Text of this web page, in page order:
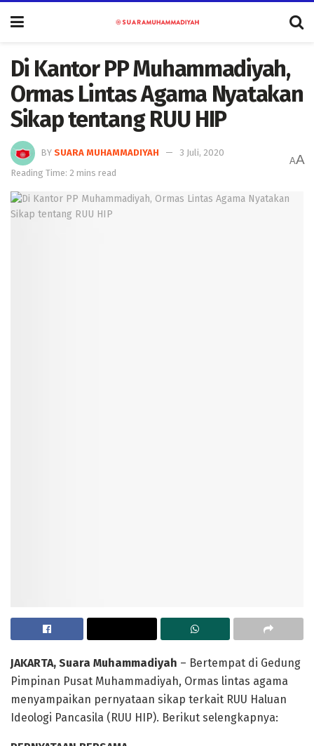
Di Kantor PP Muhammadiyah,
Ormas Lintas Agama Nyatakan
Sikap tentang RUU HIP
BY SUARA MUHAMMADIYAH
3 Juli, 2020
Reading Time: 2 mins read
AA
JAKARTA, Suara Muhammadiyah – Bertempat di Gedung
Pimpinan Pusat Muhammadiyah, Ormas lintas agama
menyampaikan pernyataan sikap terkait RUU Haluan
Ideologi Pancasila (RUU HIP). Berikut selengkapnya: